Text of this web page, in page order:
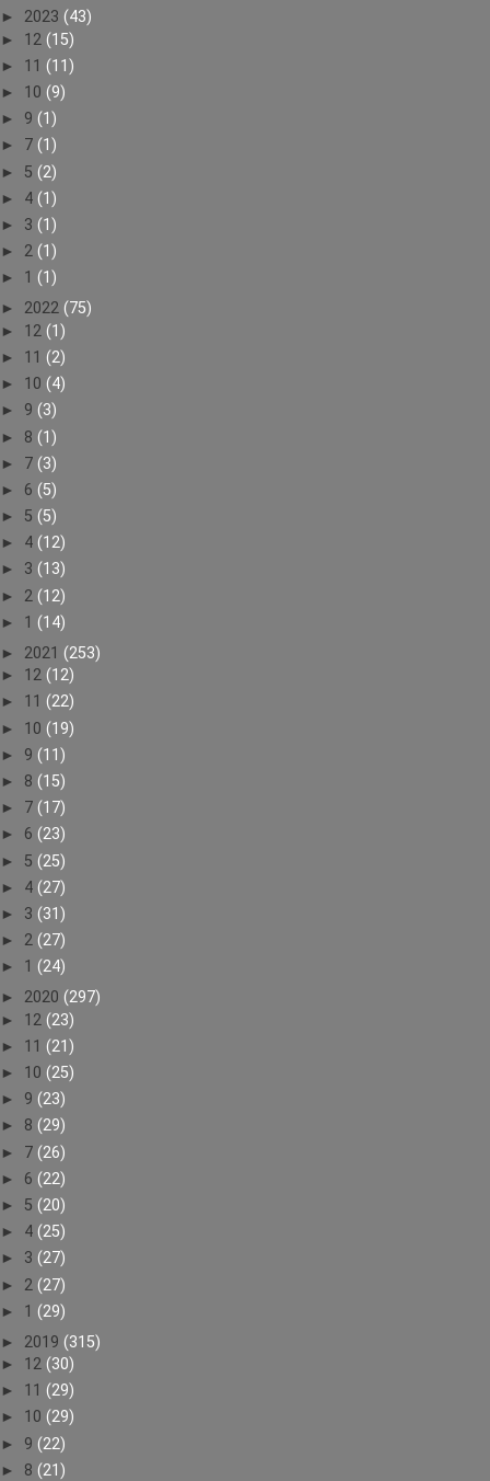
► 2023 (43)
► 12 (15)
► 11 (11)
► 10 (9)
► 9 (1)
►
7 (1)
► 5 (2)
► 4 (1)
► 3 (1)
► 2 (1)
► 1 (1)
► 2022 (75)
► 12 (1)
► 11 (2)
► 10 (4)
► 9 (3)
► 8 (1)
► 7 (3)
► 6 (5)
► 5 (5)
► 4 (12)
► 3 (13)
► 2 (12)
► 1 (14)
► 2021 (253)
► 12 (12)
► 11 (22)
► 10 (19)
► 9 (11)
► 8 (15)
► 7 (17)
► 6 (23)
► 5 (25)
► 4 (27)
► 3 (31)
► 2 (27)
► 1 (24)
► 2020 (297)
► 12 (23)
► 11 (21)
► 10 (25)
► 9 (23)
► 8 (29)
► 7 (26)
► 6 (22)
► 5 (20)
► 4 (25)
► 3 (27)
► 2 (27)
► 1 (29)
► 2019 (315)
► 12 (30)
► 11 (29)
► 10 (29)
► 9 (22)
► 8 (21)